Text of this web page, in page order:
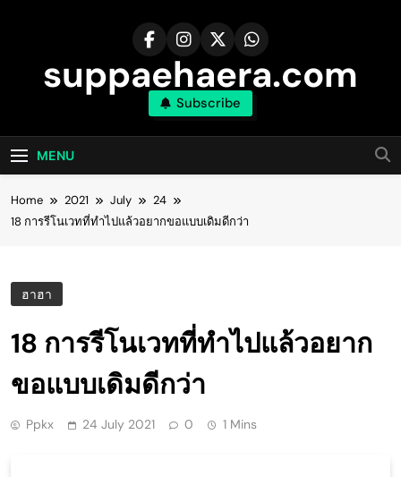
suppaehaera.com
Subscribe
MENU
Home 2021 July
24
18 การรีโนเวทที่ทำไปแล้วอยากขอแบบเดิมดีกว่า
ฮาฮา
18 การรีโนเวทที่ทำไปแล้วอยาก
ขอแบบเดิมดีกว่า
Ppkx 24 July 2021 0 1 Mins